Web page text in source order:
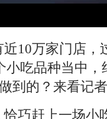
10万家门店，
小吃品种当中
到的？来看记
巧赶上一场小